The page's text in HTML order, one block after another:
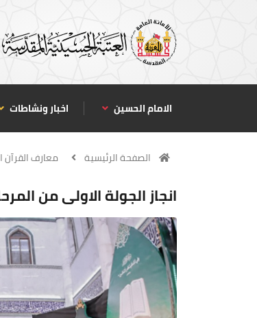
الامام الحسين اخبار ونشاطات
الصفحة الرئيسية معارف القرآن
انجاز الجولة الاولى من